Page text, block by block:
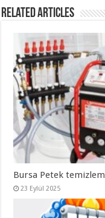
Related Articles
Bursa Petek
23 Eylül 2025